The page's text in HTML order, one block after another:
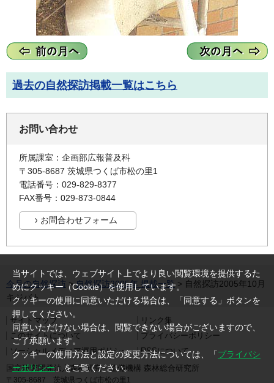
過去の自然探訪掲載一覧はこちら
お問い合わせ
所属課室：企画部広報普及科
〒305-8687 茨城県つくば市松の里1
電話番号：029-829-8377
FAX番号：029-873-0844
今月の自然探訪 >自然探訪2005年 掲載一覧> 自然探訪2005年10月
キジバト
サイトマップ
リンク集
このサイトについて
プライバシーポリシー
ソーシャルメディア運用ポリシー
RSSについて
国立研究開発法人森林研究・整備機構 森林総合研究所
〒305-8687 茨城県つくば市松の里1
当サイトでは、ウェブサイト上でより良い閲覧環境を提供するた
めにクッキー（Cookie）を使用しています。
クッキーの使用に同意いただける場合は、「同意する」ボタンを
押してください。
同意いただけない場合は、閲覧できない場合がございますので、
ご了承願います。
クッキーの使用方法と設定の変更方法については、「プライバシ
ーポリシー」をご覧ください。